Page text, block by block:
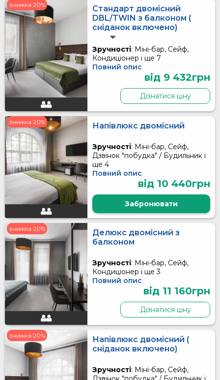
знижка 20%
Стандарт двомісний
DBL/TWIN з балконом (
сніданок включено)
Зручності: Міні-бар, Сейф,
Кондиціонер і ще 7
Повний опис
від 9 432грн
Дізнатися ціну
знижка 20% Напівлюкс двомісний
Зручності: Міні-бар, Сейф,
Дзвінок "побудка" / Будильник і
ще 4
Повний опис
від 10 440грн
Забронювати
знижка 20%
Делюкс двомісний з
балконом
Зручності: Міні-бар, Сейф,
Кондиціонер і ще 3
Повний опис
від 11 160грн
Дізнатися ціну
знижка 20%
Напівлюкс двомісний (
сніданок включено)
Зручності: Міні-бар, Сейф,